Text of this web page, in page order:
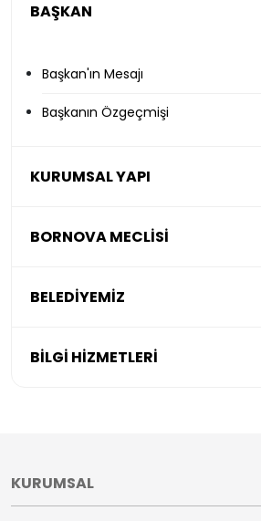
BAŞKAN
Başkan'ın Mesajı
Başkanın Özgeçmişi
KURUMSAL YAPI
BORNOVA MECLİSİ
BELEDİYEMİZ
BİLGİ HİZMETLERİ
KURUMSAL